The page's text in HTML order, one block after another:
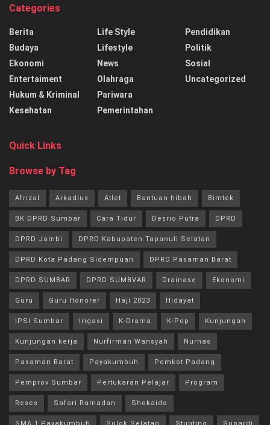
Categories
Berita
Budaya
Ekonomi
Entertaiment
Hukum & Kriminal
Kesehatan
Life Style
Lifestyle
News
Olahraga
Pariwara
Pemerintahan
Pendidikan
Politik
Sosial
Uncategorized
Quick Links
Browse by Tag
Afrizal Arkadius Atlet Bantuan hibah Bimtek
BK DPRD Sumbar Cara Tidur Desrio Putra DPRD
DPRD Jambi DPRD Kabupaten Tapanuli Selatan
DPRD Kota Padang Sidempuan DPRD Pasaman Barat
DPRD SUMBAR DPRD SUMBVAR Drainase Ekonomi
Guru Guru Honorer Haji 2023 Hidayat
IPSI Sumbar Irigasi K-Drama K-Pop Kunjungan
Kunjungan kerja Nurfirman Wansyah Nurnas
Pasaman Barat Payakumbuh Pemkot Padang
Pemprov Sumbar Pertukaran Pelajar Program
Reses Safari Ramadan Shokaido